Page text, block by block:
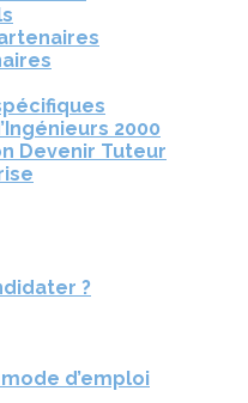
2000
Devenir Tuteur
?
d’emploi